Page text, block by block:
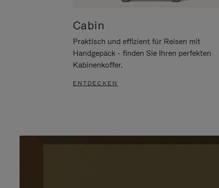
Cabin
Praktisch und effizient für Reisen mit
Handgepäck - finden Sie Ihren perfekten
Kabinenkoffer.
ENTDECKEN